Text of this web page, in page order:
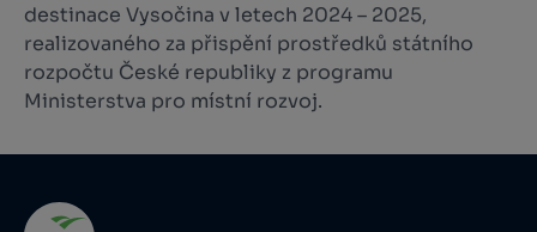
destinace Vysočina v letech 2024 – 2025,
realizovaného za přispění prostředků státního
rozpočtu České republiky z programu
Ministerstva pro místní rozvoj.